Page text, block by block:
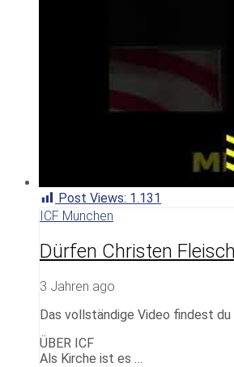
Post Views: 1.131
ICF München
Dürfen Christen
3 Jahren ago
Das vollständige Video findest
ÜBER ICF
Als Kirche ist es …